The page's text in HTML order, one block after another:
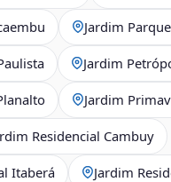
Jardim
Jardim
Jardim
Residencial Cambuy
Itaberá Jardim